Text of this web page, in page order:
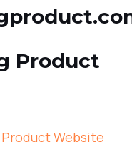
Product
Website